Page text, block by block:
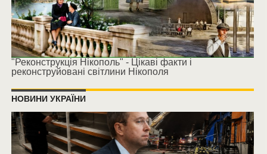
"Реконструкція Нікополь" - Цікаві факти і
реконструйовані світлини Нікополя
НОВИНИ УКРАЇНИ